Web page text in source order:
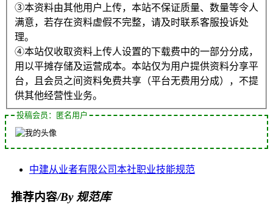
③本资料由其他用户上传，本站不保证质量、数量等令人
满意，若存在资料虚假不完整，请及时联系客服投诉处
理。
④本站仅收取资料上传人设置的下载费中的一部分分成，
用以平摊存储及运营成本。本站仅为用户提供资料分享平
台，且会员之间资料免费共享（平台无费用分成），不提
供其他经营性业务。
投稿会员：匿名用户
中建从业者有限公司本社职业技能规范
推荐内容/By 规范库